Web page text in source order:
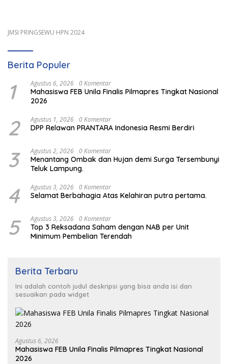
JMSI PRINGSEWU HPN 2024
Berita Populer
1 Agustus 6, 2026 0 Komentar
Mahasiswa FEB Unila Finalis Pilmapres Tingkat Nasional
2026
2 Agustus 1, 2026 0 Komentar
DPP Relawan PRANTARA Indonesia Resmi Berdiri
3 Agustus 2, 2026 0 Komentar
Menantang Ombak dan Hujan demi Surga Tersembunyi
Teluk Lampung.
4 Agustus 3, 2026 0 Komentar
Selamat Berbahagia Atas Kelahiran putra pertama.
5 Agustus 3, 2026 0 Komentar
Top 3 Reksadana Saham dengan NAB per Unit
Minimum Pembelian Terendah
Berita Terbaru
Ini adalah contoh judul deskripsi yang bisa anda isi dan
sesuaikan pada widget
Agustus 6, 2026
Mahasiswa FEB Unila Finalis Pilmapres Tingkat Nasional
2026